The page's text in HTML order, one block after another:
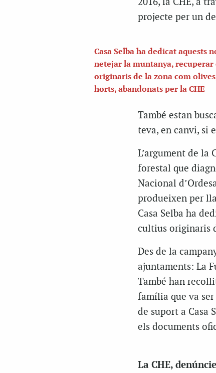
projecte per un
Casa Selba ha dedicat aquests
netejar la muntanya, recuperar
originaris de la zona com
horts, abandonats per la CHE
També estan
teva, en canvi, si
L’argument de la
forestal que
Nacional
produeixen per
Casa Selba ha
cultius originaris
Des de la
ajuntaments: La
També han
família que va
de suport a Casa
els documents
La CHE,